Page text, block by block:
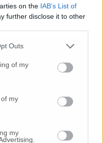
on the IAB’s List of
further disclose it to other
Outs
of my
my
my